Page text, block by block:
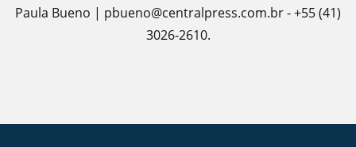
Paula Bueno | pbueno@centralpress.com.br - +55 (41)
3026-2610.